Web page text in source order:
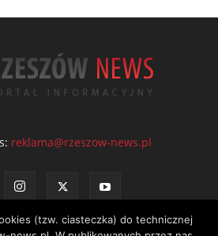
reklama@rzeszow-news.pl
(tzw. ciasteczka) do technicznej